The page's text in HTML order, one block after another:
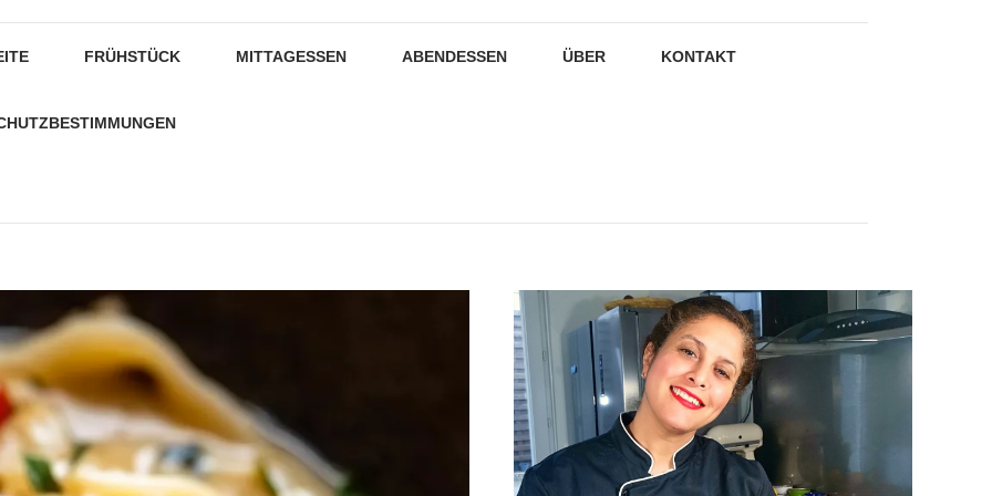
FRÜHSTÜCK MITTAGESSEN ABENDESSEN ÜBER KONTAKT